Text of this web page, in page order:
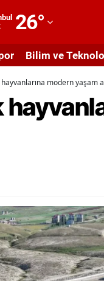
26°
Bilim ve
modern yaşam